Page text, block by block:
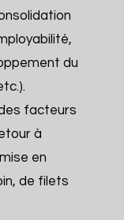
du
facteurs
à
en
de filets